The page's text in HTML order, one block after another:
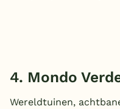
4. Mondo
Wereldtuinen,